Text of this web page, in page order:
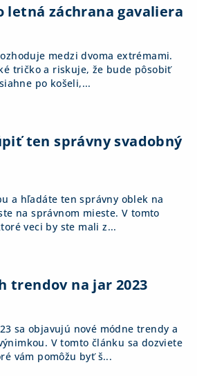
letná záchrana gavaliera
medzi dvoma extrémami.
tričko a riskuje, že bude pôsobiť
po košeli,...
ten správny svadobný
a hľadáte ten správny oblek na
na správnom mieste. V tomto
veci by ste mali z...
trendov na jar 2023
sa objavujú nové módne trendy a
V tomto článku sa dozviete
vám pomôžu byť š...